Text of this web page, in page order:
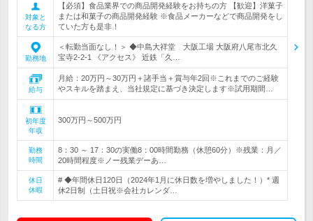
対象と
なる方
【必須】食品業界での商品開発経験をお持ちの方 【歓迎】洋菓子
または和菓子の商品開発経験 ※食品メーカーなどで商品開発をし
ていた方も是非！
勤務地
＜転勤当面なし！＞ ◆中島大祥堂 大阪工場 大阪府八尾市北久
宝寺2-2-1 《アクセス》 近鉄「久…
給与
月給：20万円～30万円＋諸手当＋賞与年2回※これまでのご経験
やスキルを踏まえ、当社規定に基づき決定します※試用期間…
初年度
年収
300万円～500万円
勤務
時間
8：30 ～ 17：30の実働8：00時間勤務（休憩60分）※残業：月／
20時間程度※ノー残業デーあ…
休日
休暇
# ◆年間休日120日（2024年1月に休日数を増やしました！）* 週
休2日制（土日祝※会社カレンダ…